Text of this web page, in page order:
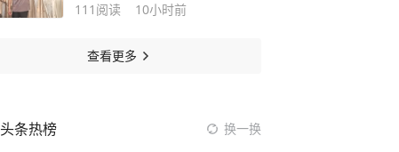
111 阅读 10小时前
查看更多
头条热榜 换一换